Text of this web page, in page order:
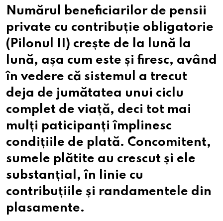
Numărul beneficiarilor de pensii
private cu contribuție obligatorie
(Pilonul II) crește de la lună la
lună, așa cum este și firesc, având
în vedere că sistemul a trecut
deja de jumătatea unui ciclu
complet de viață, deci tot mai
mulți paticipanți împlinesc
condițiile de plată. Concomitent,
sumele plătite au crescut și ele
substanțial, în linie cu
contribuțiile și randamentele din
plasamente.